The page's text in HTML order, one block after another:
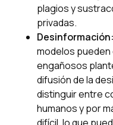
plagios y
privadas.
Desinformación:
modelos
engañosos
difusión de la
distinguir entre
humanos y por